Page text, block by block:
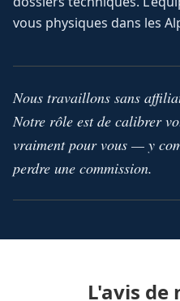
vous physiques dans les
Nous travaillons sans
Notre rôle est de calibrer
vraiment pour vous — y
perdre une commission.
L'avis de